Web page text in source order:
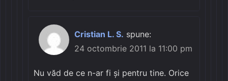
Cristian L. S. spune:
24 octombrie 2011 la 11:00 pm
Nu văd de ce n-ar fi și pentru tine. Orice